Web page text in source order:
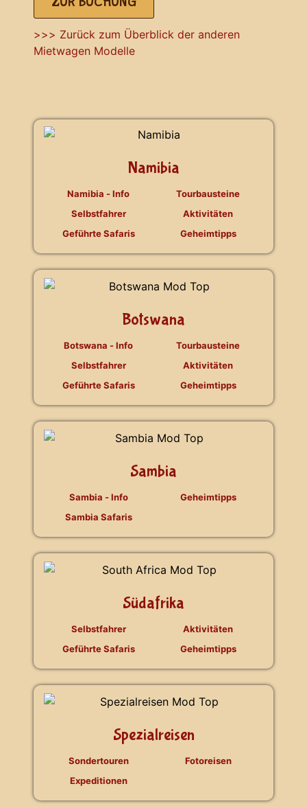
>>> Zurück zum Überblick der anderen
Mietwagen Modelle
Namibia
Namibia - Info
Selbstfahrer
Geführte Safaris
Tourbausteine
Aktivitäten
Geheimtipps
Botswana
Botswana - Info
Selbstfahrer
Geführte Safaris
Tourbausteine
Aktivitäten
Geheimtipps
Sambia
Sambia - Info
Sambia Safaris
Geheimtipps
Südafrika
Selbstfahrer
Geführte Safaris
Aktivitäten
Geheimtipps
Spezialreisen
Sondertouren
Expeditionen
Fotoreisen